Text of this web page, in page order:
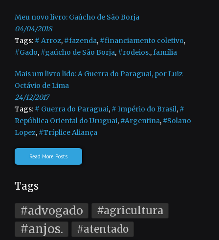
Meu novo livro: Gaúcho de São Borja
04/04/2018
Tags: # Arroz, #fazenda, #financiamento coletivo,
#Gado, #gaúcho de São Borja, #rodeios.,família
Mais um livro lido: A Guerra do Paraguai, por Luiz
Octávio de Lima
24/12/2017
Tags: # Guerra do Paraguai, # Império do Brasil, #
República Oriental do Uruguai, #Argentina, #Solano
Lopez, #Tríplice Aliança
Read More Posts
Tags
#advogado #agricultura
#anjos. #atentado